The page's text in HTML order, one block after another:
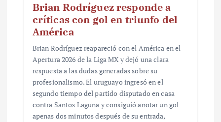
Brian Rodríguez responde a
críticas con gol en triunfo del
América
Brian Rodríguez reapareció con el América en el
Apertura 2026 de la Liga MX y dejó una clara
respuesta a las dudas generadas sobre su
profesionalismo. El uruguayo ingresó en el
segundo tiempo del partido disputado en casa
contra Santos Laguna y consiguió anotar un gol
apenas dos minutos después de su entrada,